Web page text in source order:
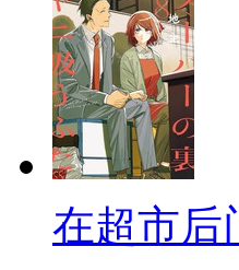
在超市后